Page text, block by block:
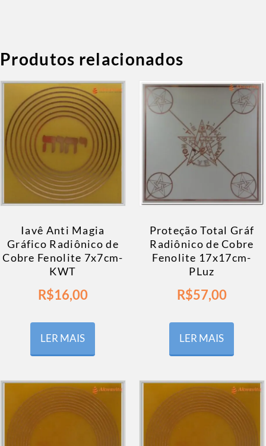
Produtos relacionados
Iavê Anti Magia
Gráfico Radiônico de
Cobre Fenolite 7x7cm-
KWT
R$16,00
LER MAIS
Proteção Total Gráf
Radiônico de Cobre
Fenolite 17x17cm-
PLuz
R$57,00
LER MAIS